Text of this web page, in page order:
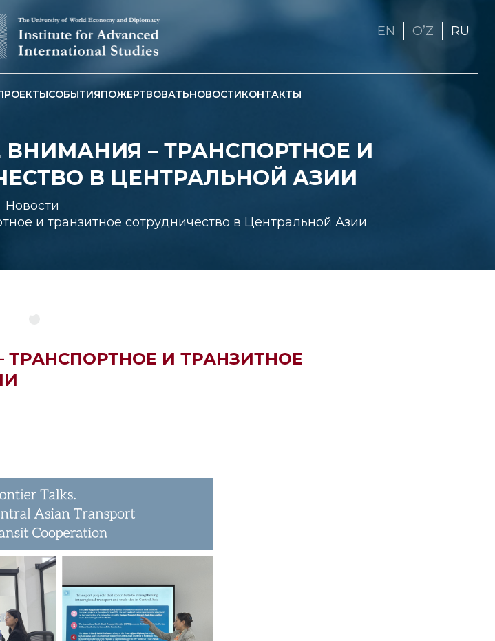
EN OʼZ RU
СОБЫТИЯПОЖЕРТВОВАТЬНОВОСТИКОНТАКТЫ
ВНИМАНИЯ – ТРАНСПОРТНОЕ И
В ЦЕНТРАЛЬНОЙ АЗИИ
Новости
и транзитное сотрудничество в Центральной Азии
ТРАНСПОРТНОЕ И ТРАНЗИТНОЕ